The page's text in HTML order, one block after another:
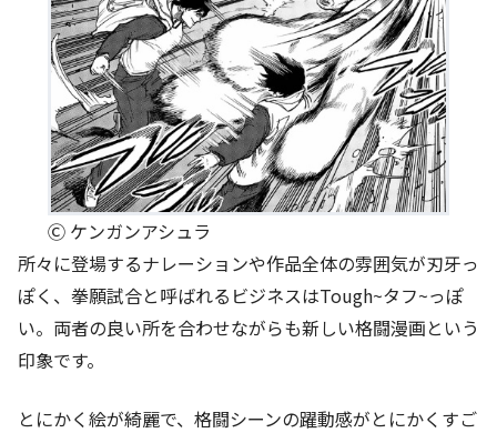
Ⓒ ケンガンアシュラ
所々に登場するナレーションや作品全体の雰囲気が刃牙っ
ぽく、拳願試合と呼ばれるビジネスはTough~タフ~っぽ
い。両者の良い所を合わせながらも新しい格闘漫画という
印象です。
とにかく絵が綺麗で、格闘シーンの躍動感がとにかくすご